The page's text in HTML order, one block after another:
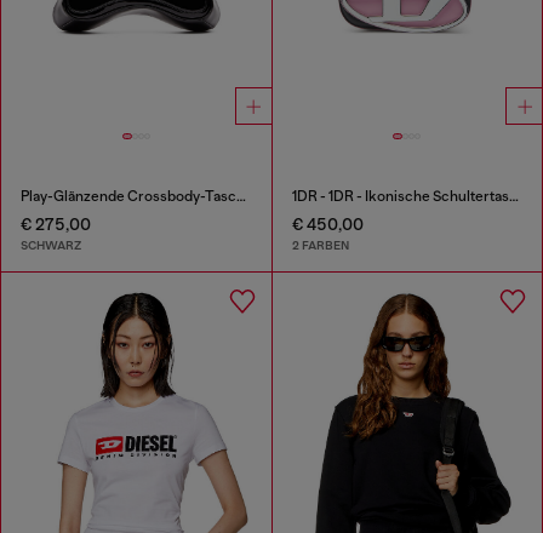
Play-Glänzende Crossbody-Tasche
€ 275,00
SCHWARZ
1DR - 1DR - Ikonische Schultertasche aus Nappa-Leder
€ 450,00
2 FARBEN